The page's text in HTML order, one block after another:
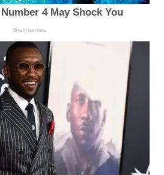
4 May Shock You
Brainberries